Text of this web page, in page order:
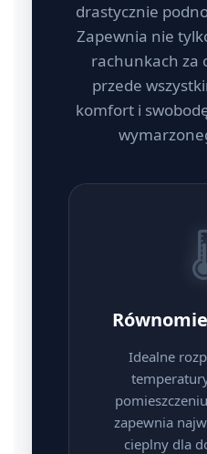
drastycznie
Zapewnia nie
rachunkach za
przede
komfort i
Idealne
zapewnia
cieplny dla